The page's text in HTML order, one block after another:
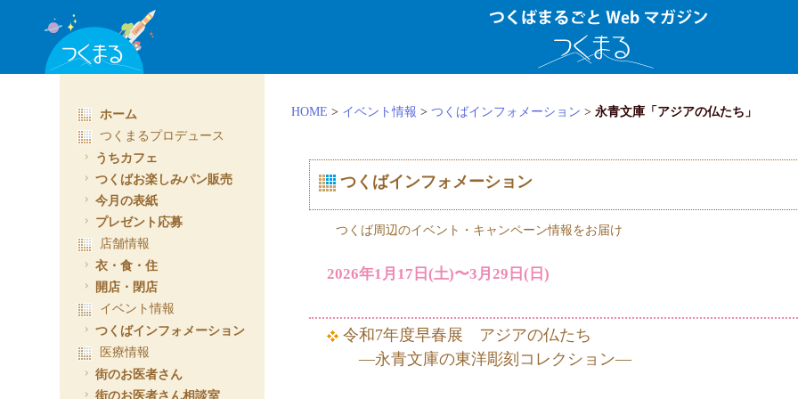
HOME > イベント情報 >つくばインフォメーション >永青文庫「アジアの仏たち」
つくばインフォメーション
つくば周辺のイベント・キャンペーン情報をお届け
2026年1月17日(土)〜3月29日(日)
令和7年度早春展 アジアの仏たち
―永青文庫の東洋彫刻コレクション―
ホーム
つくまるプロデュース
うちカフェ
つくばお楽しみパン販売
今月の表紙
プレゼント応募
店舗情報
衣・食・住
開店・閉店
イベント情報
つくばインフォメーション
医療情報
街のお医者さん
街のお医者さん相談室